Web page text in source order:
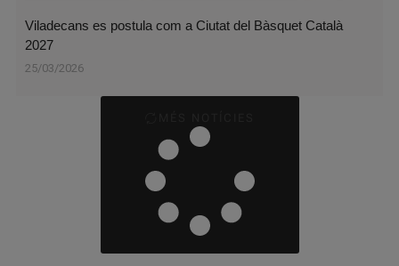
Viladecans es postula com a Ciutat del Bàsquet Català
2027
25/03/2026